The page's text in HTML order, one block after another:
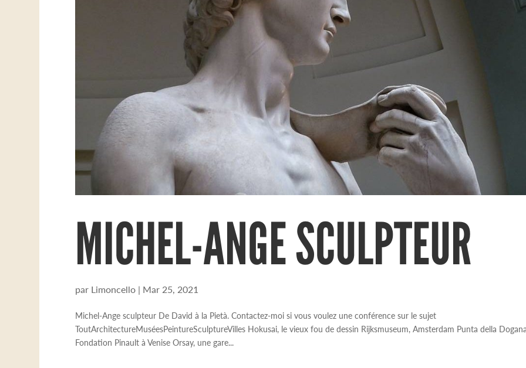
MICHEL-ANGE SCULPTEUR
par Limoncello| Mar 25, 2021
Michel-Ange sculpteur De David à la Pietà. Contactez-moi si vous voulez une conférence sur le sujet
ToutArchitectureMuséesPeintureSculptureVilles Hokusai, le vieux fou de dessin Rijksmuseum, Amsterdam Punta della
Fondation Pinault à Venise Orsay, une gare...